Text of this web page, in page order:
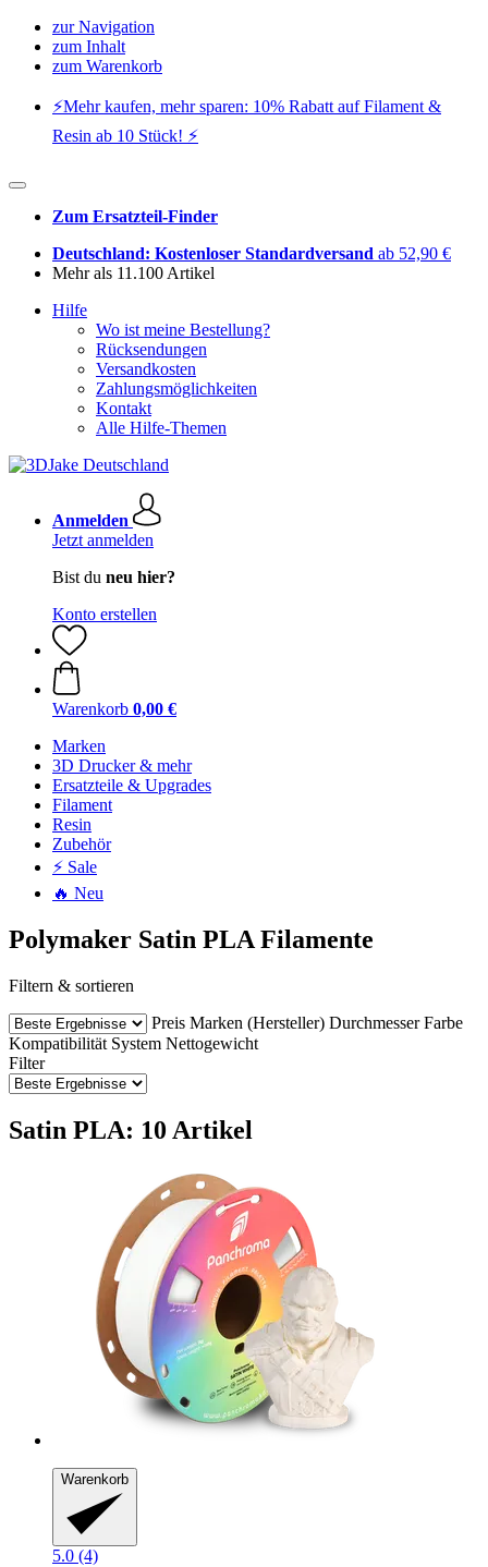
zur Navigation
zum Inhalt
zum Warenkorb
⚡️Mehr kaufen, mehr sparen: 10% Rabatt auf Filament &
Resin ab 10 Stück! ⚡️
Zum Ersatzteil-Finder
Deutschland: Kostenloser Standardversand ab 52,90 €
Mehr als 11.100 Artikel
Hilfe
Wo ist meine Bestellung?
Rücksendungen
Versandkosten
Zahlungsmöglichkeiten
Kontakt
Alle Hilfe-Themen
Anmelden
Jetzt anmelden
Bist du neu hier?
Konto erstellen
Warenkorb 0,00 €
Marken
3D Drucker & mehr
Ersatzteile & Upgrades
Filament
Resin
Zubehör
⚡ Sale
🔥 Neu
Polymaker Satin PLA Filamente
Filtern & sortieren
Preis Marken (Hersteller) Durchmesser Farbe
Kompatibilität System Nettogewicht
Filter
Satin PLA: 10 Artikel
Warenkorb
5.0 (4)